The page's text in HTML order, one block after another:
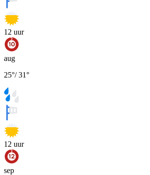
12 uur
aug
25°/31°
12 uur
sep